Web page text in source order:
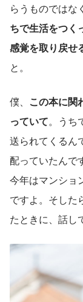
らうものではな
ちで生活をつく
感覚を取り戻せ
と。
僕、 この本に関
っていて。うち
送られてくるん
配っていたんで
今年はマンショ
ですよ。そした
たときに、話し